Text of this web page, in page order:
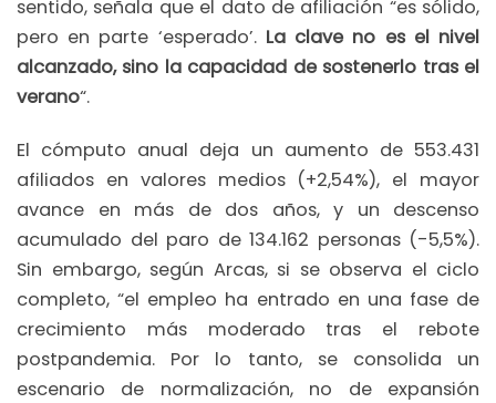
sentido, señala que el dato de afiliación “es sólido,
pero en parte ‘esperado’. La clave no es el nivel
alcanzado, sino la capacidad de sostenerlo tras el
verano“.
El cómputo anual deja un aumento de 553.431
afiliados en valores medios (+2,54%), el mayor
avance en más de dos años, y un descenso
acumulado del paro de 134.162 personas (-5,5%).
Sin embargo, según Arcas, si se observa el ciclo
completo, “el empleo ha entrado en una fase de
crecimiento más moderado tras el rebote
postpandemia. Por lo tanto, se consolida un
escenario de normalización, no de expansión